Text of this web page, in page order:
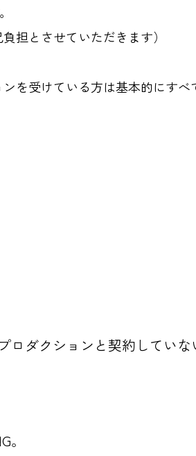
担とさせていただきます）
を受けている方は基本的にす
ロダクションと契約していな